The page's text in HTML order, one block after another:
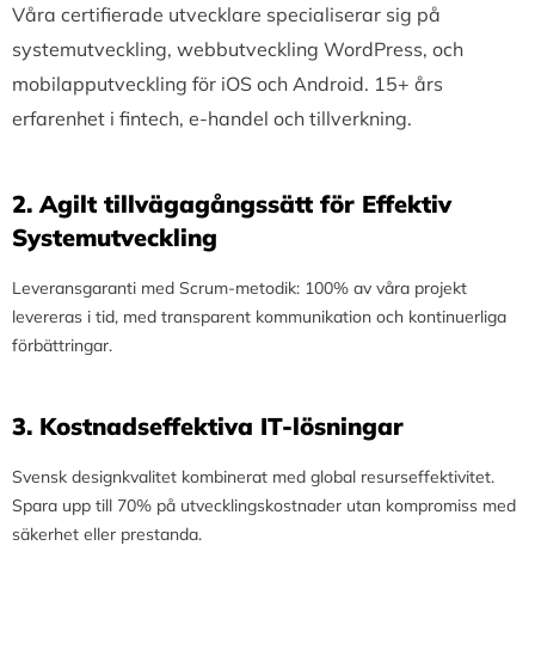
Våra certifierade utvecklare specialiserar sig på
systemutveckling, webbutveckling WordPress, och
mobilapputveckling för iOS och Android. 15+ års
erfarenhet i fintech, e-handel och tillverkning.
2.⁠ ⁠Agilt tillvägagångssätt för Effektiv
Systemutveckling
Leveransgaranti med Scrum-metodik: 100% av våra projekt
levereras i tid, med transparent kommunikation och kontinuerliga
förbättringar.
3.⁠ ⁠Kostnadseffektiva IT-lösningar
Svensk designkvalitet kombinerat med global resurseffektivitet.
Spara upp till 70% på utvecklingskostnader utan kompromiss med
säkerhet eller prestanda.